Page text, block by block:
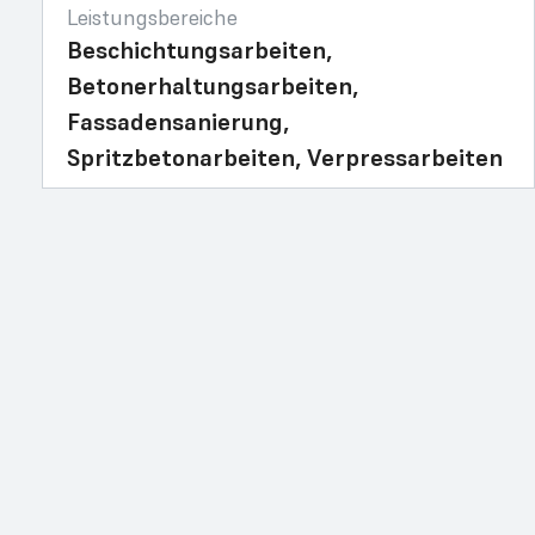
Leistungsbereiche
Beschichtungsarbeiten,
Betonerhaltungsarbeiten,
Fassadensanierung,
Spritzbetonarbeiten, Verpressarbeiten